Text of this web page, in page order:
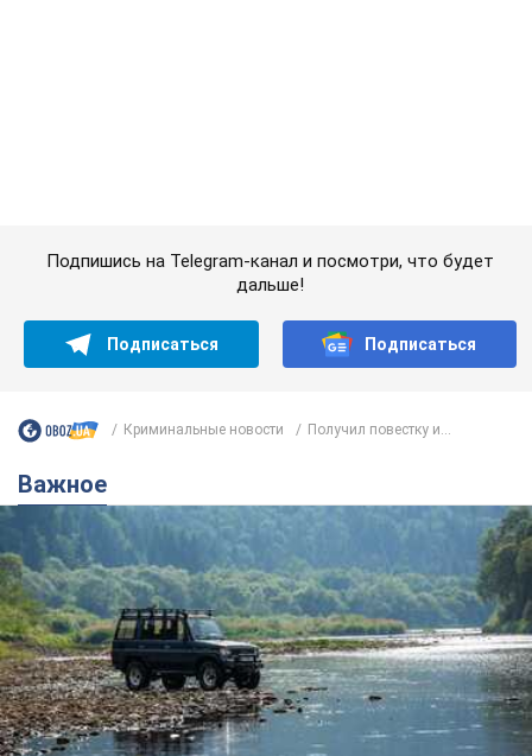
Значительные штрафы и специальные
полигоны: как проблему джипинга решают за
границей
Украине не помешает взять пример со стран Европы
8.08.2026 05:10 2,4 т.
В Прикарпатье после аномальной
жары прошел сильный ливень:
дороги превратились в реки. Видео